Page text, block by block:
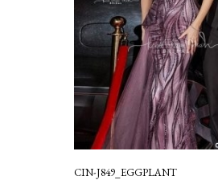
CIN-J849_EGGPLANT